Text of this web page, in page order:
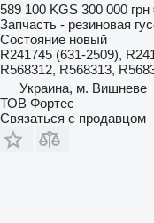
589 100 KGS 300 000 грн
Запчасть - резиновая
Состояние новый
R241745 (631-2509),
R568312, R568313,
Украина, м. Вишневе
ТОВ Фортес
Связаться с продавцом